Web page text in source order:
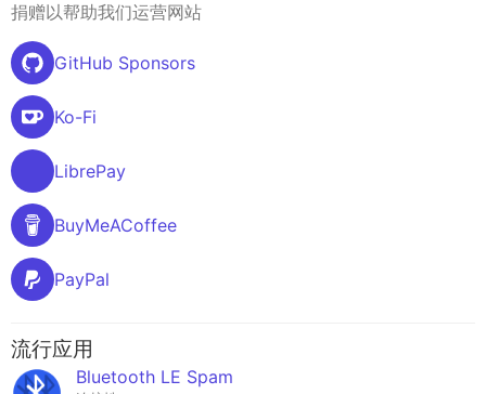
捐赠以帮助我们运营网站
GitHub Sponsors
Ko-Fi
LibrePay
BuyMeACoffee
PayPal
流行应用
Bluetooth LE Spam